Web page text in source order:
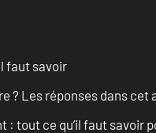
faut savoir
? Les réponses dans cet
: tout ce qu’il faut savoir